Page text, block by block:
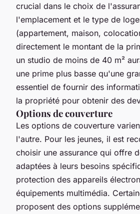
crucial dans le choix de
l'emplacement et le type de
(appartement, maison,
directement le montant de la
un studio de moins de 40 m²
une prime plus basse qu'une
essentiel de fournir des
la propriété pour obtenir des
Options de couverture
Les options de couverture
l'autre. Pour les jeunes, il est
choisir une assurance qui offre
adaptées à leurs besoins
protection des appareils
équipements multimédia.
proposent des options